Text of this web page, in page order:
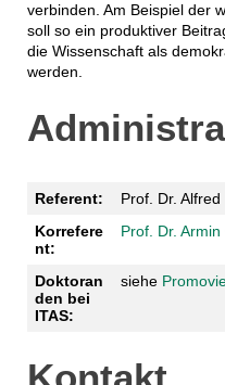
verbinden. Am Beispiel der
soll so ein produktiver
die Wissenschaft als
werden.
Referent:
Prof. Dr.
Korrefere
nt:
Prof. Dr.
Doktoran
den bei
ITAS:
siehe